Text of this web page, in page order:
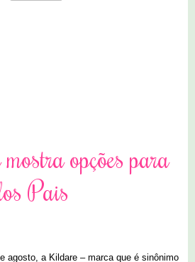
opções para
Pais
agosto, a Kildare – marca que é sinônimo